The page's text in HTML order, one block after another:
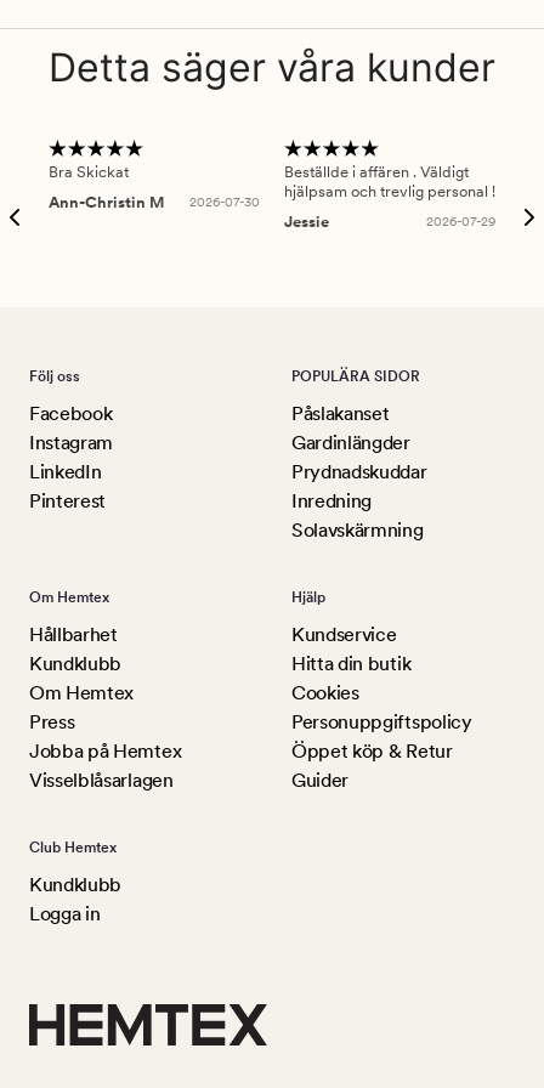
Detta säger våra kunder
Bra Skickat
Ann-Christin M
2026-07-30
Beställde i affären . Väldigt
hjälpsam och trevlig personal !
Jessie
2026-07-29
Följ oss
Facebook
Instagram
LinkedIn
Pinterest
POPULÄRA SIDOR
Påslakanset
Gardinlängder
Prydnadskuddar
Inredning
Solavskärmning
Om Hemtex
Hållbarhet
Kundklubb
Om Hemtex
Press
Jobba på Hemtex
Visselblåsarlagen
Hjälp
Kundservice
Hitta din butik
Cookies
Personuppgiftspolicy
Öppet köp & Retur
Guider
Club Hemtex
Kundklubb
Logga in